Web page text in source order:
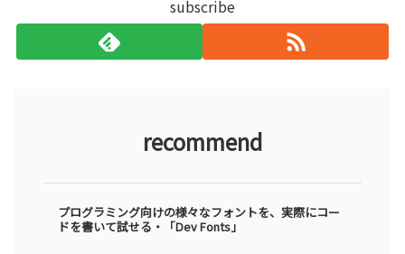
subscribe
recommend
プログラミング向けの様々なフォントを、実際にコー
ドを書いて試せる・「Dev Fonts」